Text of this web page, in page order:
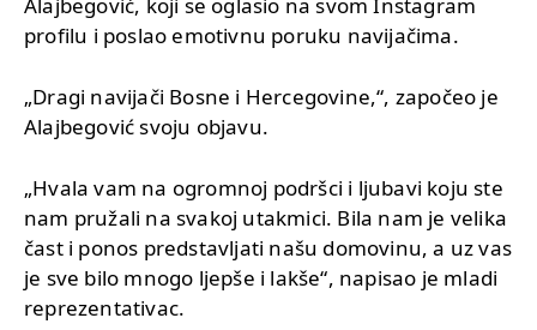
profilu i poslao emotivnu poruku navijačima.
„Dragi navijači Bosne i Hercegovine,“, započeo je
Alajbegović svoju objavu.
„Hvala vam na ogromnoj podršci i ljubavi koju ste
nam pružali na svakoj utakmici. Bila nam je velika
čast i ponos predstavljati našu domovinu, a uz vas
je sve bilo mnogo ljepše i lakše“, napisao je mladi
reprezentativac.